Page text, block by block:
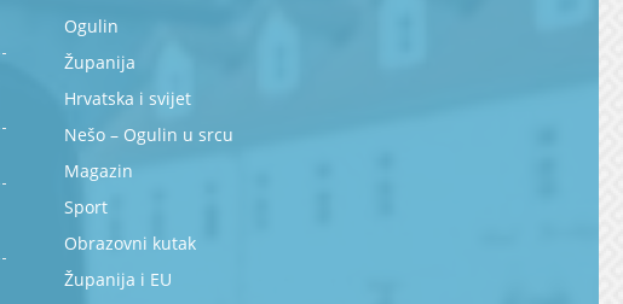
Ogulin
Županija
Hrvatska i svijet
Nešo – Ogulin u srcu
Magazin
Sport
Obrazovni kutak
Županija i EU